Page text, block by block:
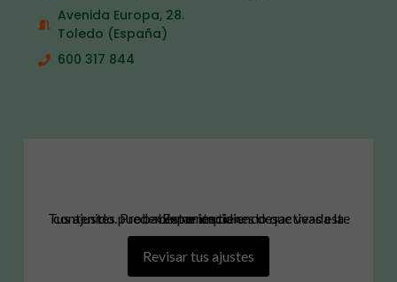
Avenida Europa, 28.
Toledo (España)
600 317 844
Tus ajustes pueden estar impidiendo que veas este contenido. Probablemente tienes desactivada la «Experiencia».
Revisar tus ajustes